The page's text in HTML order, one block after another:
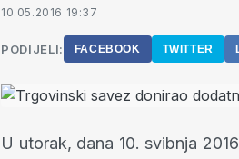
10.05.2016 19:37
PODIJELI: FACEBOOK TWITTER
U utorak, dana 10. svibnja